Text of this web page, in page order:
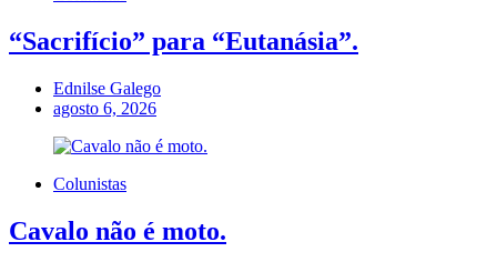
“Sacrifício” para “Eutanásia”.
Ednilse Galego
agosto 6, 2026
Colunistas
Cavalo não é moto.